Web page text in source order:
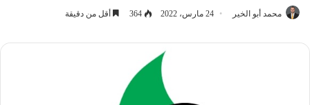
محمد أبو الخير 24 مارس، 2022 364 أقل من دقيقة